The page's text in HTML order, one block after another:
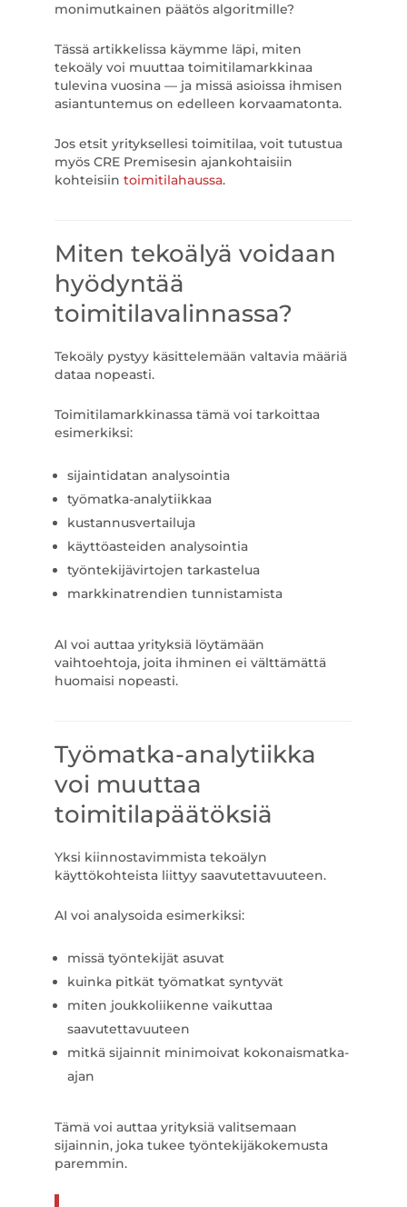
monimutkainen päätös algoritmille?
Tässä artikkelissa käymme läpi, miten
tekoäly voi muuttaa toimitilamarkkinaa
tulevina vuosina — ja missä asioissa ihmisen
asiantuntemus on edelleen korvaamatonta.
Jos etsit yrityksellesi toimitilaa, voit tutustua
myös CRE Premisesin ajankohtaisiin
kohteisiin toimitilahaussa.
Miten tekoälyä voidaan
hyödyntää
toimitilavalinnassa?
Tekoäly pystyy käsittelemään valtavia määriä
dataa nopeasti.
Toimitilamarkkinassa tämä voi tarkoittaa
esimerkiksi:
sijaintidatan analysointia
työmatka-analytiikkaa
kustannusvertailuja
käyttöasteiden analysointia
työntekijävirtojen tarkastelua
markkinatrendien tunnistamista
AI voi auttaa yrityksiä löytämään
vaihtoehtoja, joita ihminen ei välttämättä
huomaisi nopeasti.
Työmatka-analytiikka
voi muuttaa
toimitilapäätöksiä
Yksi kiinnostavimmista tekoälyn
käyttökohteista liittyy saavutettavuuteen.
AI voi analysoida esimerkiksi:
missä työntekijät asuvat
kuinka pitkät työmatkat syntyvät
miten joukkoliikenne vaikuttaa
saavutettavuuteen
mitkä sijainnit minimoivat kokonaismatka-
ajan
Tämä voi auttaa yrityksiä valitsemaan
sijainnin, joka tukee työntekijäkokemusta
paremmin.